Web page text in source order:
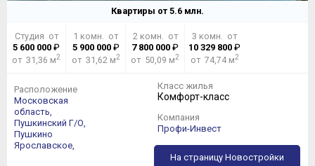
Квартиры от 5.6 млн.
Студия от
5 600 000 ₽
от 31,36 м2
1 комн. от
5 900 000₽
от 31,62 м2
2 комн. от
7 800 000 ₽
от 50,09 м2
3 комн. от
10 329 800 ₽
от 74,74 м2
Расположение
Московская
область,
Пушкинский Г/О,
Пушкино
Ярославское,
Класс жилья
Комфорт-класс
Компания
Профи-Инвест
На страницу Новостройки